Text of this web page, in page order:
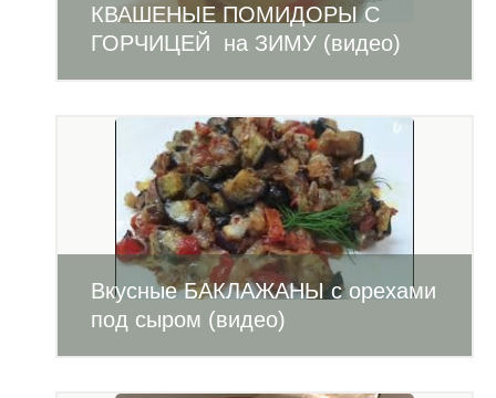
КВАШЕНЫЕ ПОМИДОРЫ С
ГОРЧИЦЕЙ на ЗИМУ (видео)
Вкусные БАКЛАЖАНЫ с орехами
под сыром (видео)